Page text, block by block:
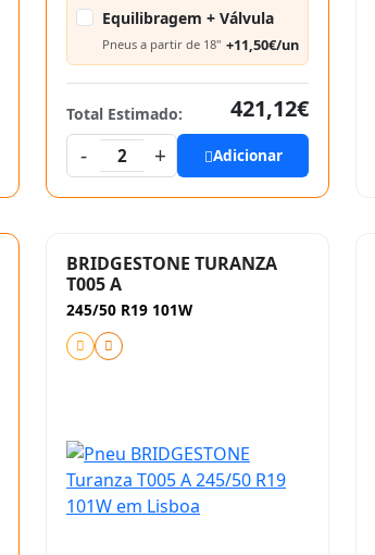
Equilibragem + Válvula
Pneus a partir de 18" +11,50€/un
Total Estimado:
421,12€
-
2 + Adicionar
BRIDGESTONE TURANZA
T005 A
245/50 R19 101W